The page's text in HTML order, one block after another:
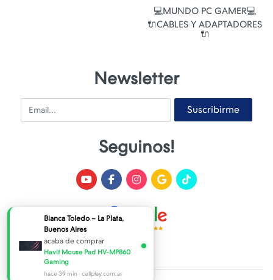
💻MUNDO PC GAMER💻
🔌CABLES Y ADAPTADORES
🔌
Newsletter
Email Suscribirme
Seguinos!
Bianca Toledo – La Plata,
Buenos Aires
acaba de comprar
Havit Mouse Pad HV-MP860
Gaming
hace 39 min · cellplay.com.ar